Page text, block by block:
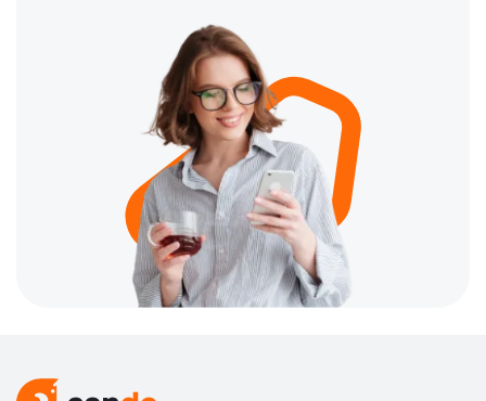
гарантируем быстрый и надежный ремонт вашего оптического
Как заказать услугу?
Связаться с нами очень просто. Для заказа услуги или
консультации вы можете позвонить по номеру +7 (844) 263-62-
30 или посетить наш офис по адресу ​Рабоче-Крестьянская, 9Б
в Волгограде. Мы всегда готовы помочь вам!
Не допускайте, чтобы мелкая поломка лишила вас
возможности использовать оптический прицел. Обращайтесь к
профессионалам в Волгограде!